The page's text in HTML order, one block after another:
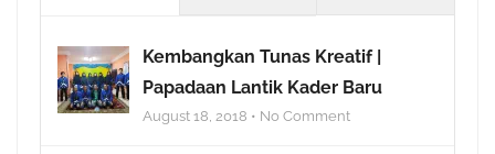
Kembangkan Tunas Kreatif |
Papadaan Lantik Kader Baru
August 18, 2018 • No Comment